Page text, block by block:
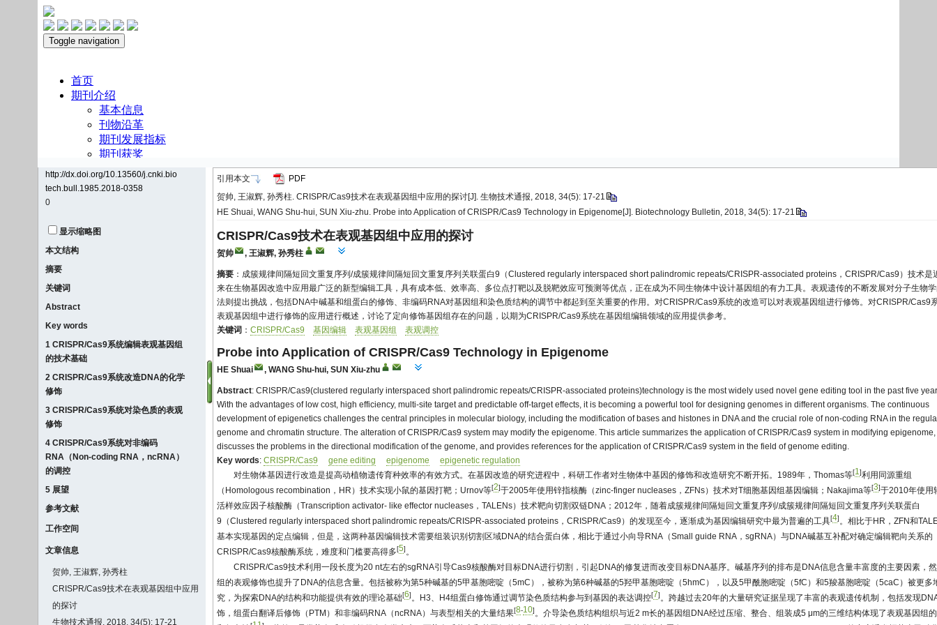
http://dx.doi.org/10.13560/j.cnki.bio
tech.bull.1985.2018-0358
0
显示缩略图
本文结构
摘要
关键词
Abstract
Key words
1 CRISPR/Cas9系统编辑表观基因组
的技术基础
2 CRISPR/Cas9系统改造DNA的化学
修饰
3 CRISPR/Cas9系统对染色质的表观
修饰
4 CRISPR/Cas9系统对非编码
RNA（Non-coding RNA，ncRNA）
的调控
5 展望
参考文献
工作空间
文章信息
贺帅, 王淑辉, 孙秀柱
CRISPR/Cas9技术在表观基因组中应用
的探讨
生物技术通报, 2018, 34(5): 17-21
引用本文
PDF
贺帅, 王淑辉, 孙秀柱. CRISPR/Cas9技术在表观基因组中应用的探讨[J]. 生物技术通报, 2018, 34(5): 17-21
HE Shuai, WANG Shu-hui, SUN Xiu-zhu. Probe into Application of CRISPR/Cas9 Technology in Epigenome[J]. Biotechnology Bulletin, 2018, 34(5): 17-21
CRISPR/Cas9技术在表观基因组中应用的探讨
贺帅 , 王淑辉, 孙秀柱
摘要 ：成簇规律间隔短回文重复序列/成簇规律间隔短回文重复序列关联蛋白9（Clustered regularly interspaced short palindromic repeats/CRISPR-associated proteins，CRISPR/Cas9）技术是
来在生物基因改造中应用最广泛的新型编辑工具，具有成本低、效率高、多位点打靶以及脱靶效应可预测等优点，正在成为不同生物体中设计基因组的有力工具。表观遗传的不断发展对分子生物
法则提出挑战，包括DNA中碱基和组蛋白的修饰、非编码RNA对基因组和染色质结构的调节中都起到至关重要的作用。对CRISPR/Cas9系统的改造可以对表观基因组进行修饰。对CRISPR/Cas9
表观基因组中进行修饰的应用进行概述，讨论了定向修饰基因组存在的问题，以期为CRISPR/Cas9系统在基因组编辑领域的应用提供参考。
关键词 ： CRISPR/Cas9 基因编辑 表观基因组 表观调控
Probe into Application of CRISPR/Cas9 Technology in Epigenome
HE Shuai , WANG Shu-hui, SUN Xiu-zhu
Abstract: CRISPR/Cas9(clustered regularly interspaced short palindromic repeats/CRISPR-associated proteins)technology is the most widely used novel gene editing tool in the past five
With the advantages of low cost, high efficiency, multi-site target and predictable off-target effects, it is becoming a powerful tool for designing genomes in different organisms. The continuous
development of epigenetics challenges the central principles in molecular biology, including the modification of bases and histones in DNA and the crucial role of non-coding RNA in the
genome and chromatin structure. The alteration of CRISPR/Cas9 system may modify the epigenome. This article summarizes the application of CRISPR/Cas9 system in modifying epigenome,
discusses the problems in the directional modification of the genome, and provides references for the application of CRISPR/Cas9 system in the field of genome editing.
Key words: CRISPR/Cas9 gene editing epigenome
epigenetic regulation
对生物体基因进行改造是提高动植物遗传育种效率的有效方式。在基因改造的研究进程中，科研工作者对生物体中基因的修饰和改造研究不断开拓。1989年，Thomas等[1]利用同源重组
（Homologous recombination，HR）技术实现小鼠的基因打靶；Urnov等[2]于2005年使用锌指核酶（zinc-finger nucleases，ZFNs）技术对T细胞基因组基因编辑；Nakajima等[3]于2010年使用
活样效应因子核酸酶（Transcription activator- like effector nucleases，TALENs）技术靶向切割双链DNA；2012年，随着成簇规律间隔短回文重复序列/成簇规律间隔短回文重复序列关联蛋白
9（Clustered regularly interspaced short palindromic repeats/CRISPR-associated proteins，CRISPR/Cas9）的发现至今，逐渐成为基因编辑研究中最为普遍的工具[4]。相比于HR，ZFN和
基本实现基因的定点编辑，但是，这两种基因编辑技术需要组装识别切割区域DNA的结合蛋白体，相比于通过小向导RNA（Small guide RNA，sgRNA）与DNA碱基互补配对确定编辑靶向关系的
CRISPR/Cas9核酸酶系统，难度和门槛要高得多[5]。
CRISPR/Cas9技术利用一段长度为20 nt左右的sgRNA引导Cas9核酸酶对目标DNA进行切割，引起DNA的修复进而改变目标DNA基序。碱基序列的排布是DNA信息含量丰富度的主要因素，
组的表观修饰也提升了DNA的信息含量。包括被称为第5种碱基的5甲基胞嘧啶（5mC），被称为第6种碱基的5羟甲基胞嘧啶（5hmC），以及5甲酰胞嘧啶（5fC）和5羧基胞嘧啶（5caC）被更多
究，为探索DNA的结构和功能提供有效的理论基础[6]。H3、H4组蛋白修饰通过调节染色质结构参与到基因的表达调控[7]。跨越过去20年的大量研究证据呈现了丰富的表观遗传机制，包括发现
饰，组蛋白翻译后修饰（PTM）和非编码RNA（ncRNA）与表型相关的大量结果[8-10]。介导染色质结构组织与近2 m长的基因组DNA经过压缩、整合、组装成5 μm的三维结构体现了表观基因组